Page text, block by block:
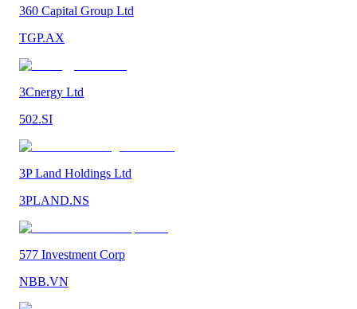
360 Capital Group Ltd
TGP.AX
3Cnergy Ltd
502.SI
3P Land Holdings Ltd
3PLAND.NS
577 Investment Corp
NBB.VN